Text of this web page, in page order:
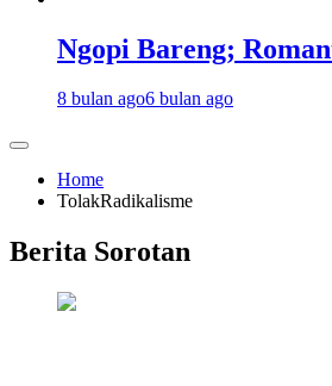
Ngopi Bareng;
8 bulan ago6 bulan ago
Home
TolakRadikalisme
Berita Sorotan